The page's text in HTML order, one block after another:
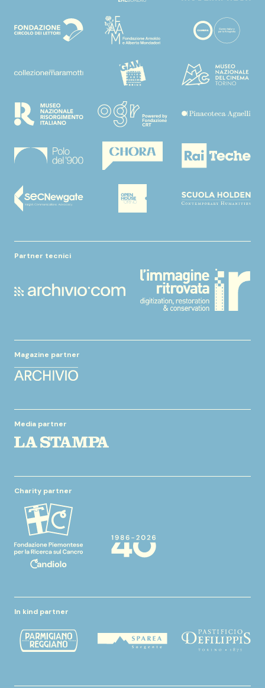
Partner tecnici
Magazine partner
Media partner
Charity partner
In kind partner